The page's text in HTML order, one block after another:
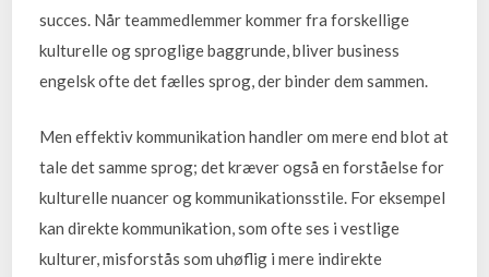
succes. Når teammedlemmer kommer fra forskellige
kulturelle og sproglige baggrunde, bliver business
engelsk ofte det fælles sprog, der binder dem sammen.
Men effektiv kommunikation handler om mere end blot at
tale det samme sprog; det kræver også en forståelse for
kulturelle nuancer og kommunikationsstile. For eksempel
kan direkte kommunikation, som ofte ses i vestlige
kulturer, misforstås som uhøflig i mere indirekte